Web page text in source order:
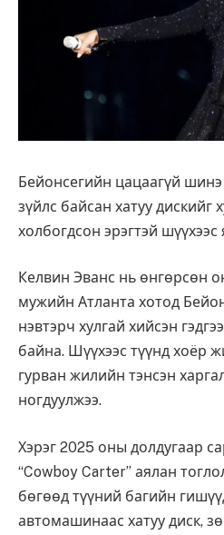
Бейонсегийн цацаагүй
зүйлс байсан хатуу дискийг
холбогдсон эрэгтэй шүүхээс
Келвин Эванс нь өнгөрсөн
мужийн Атланта хотод
нэвтэрч хулгай хийсэн
байна. Шүүхээс түүнд хоёр
гурван жилийн тэнсэн
ногдуулжээ.
Хэрэг 2025 оны долдугаар
“Cowboy Carter” аялан
бөгөөд түүний багийн
автомашинаас хатуу диск,